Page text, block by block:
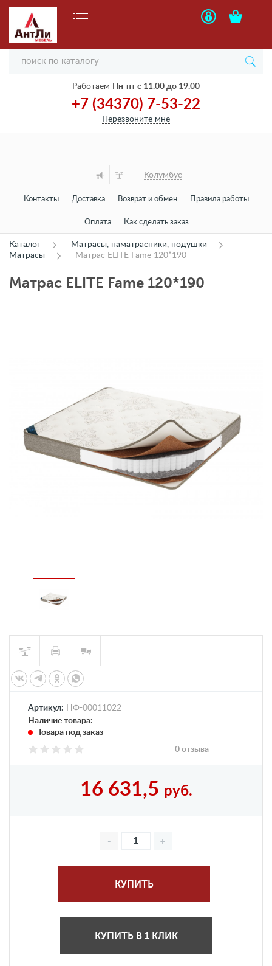
Работаем Пн-пт с 11.00 до 19.00
+7 (34370) 7-53-22
Перезвоните мне
Колумбус
Контакты Доставка Возврат и обмен Правила работы
Оплата Как сделать заказ
Каталог
Матрасы, наматрасники, подушки
Матрасы
Матрас ELITE Fame 120*190
Матрас ELITE Fame 120*190
Артикул: НФ-00011022
Наличие товара:
Товара под заказ
0 отзыва
16 631,5 руб.
КУПИТЬ
КУПИТЬ В 1 КЛИК